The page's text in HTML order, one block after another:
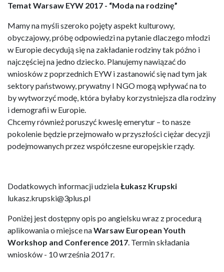
Temat Warsaw EYW 2017 - “Moda na rodzinę”
Mamy na myśli szeroko pojęty aspekt kulturowy,
obyczajowy, próbę odpowiedzi na pytanie dlaczego młodzi
w Europie decydują się na zakładanie rodziny tak późno i
najczęściej na jedno dziecko. Planujemy nawiązać do
wniosków z poprzednich EYW i zastanowić się nad tym jak
sektory państwowy, prywatny I NGO mogą wpływać na to
by wytworzyć modę, która byłaby korzystniejsza dla rodziny
i demografii w Europie.
Chcemy również poruszyć kweslę emerytur – to nasze
pokolenie będzie przejmowało w przyszłości ciężar decyzji
podejmowanych przez współczesne europejskie rządy.
Dodatkowych informacji udzielaŁukasz Krupski
lukasz.krupski@3plus.pl
Poniżej jest dostępny opis po angielsku wraz z procedurą
aplikowania o miejsce naWarsaw European Youth
Workshop and Conference 2017. Termin składania
wniosków - 10 września 2017 r.